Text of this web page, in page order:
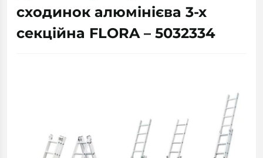
сходинок алюмінієва 3-х
секційна FLORA – 5032334